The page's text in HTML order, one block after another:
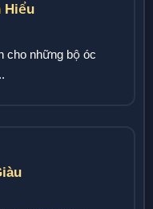
Hiểu
cho những bộ óc